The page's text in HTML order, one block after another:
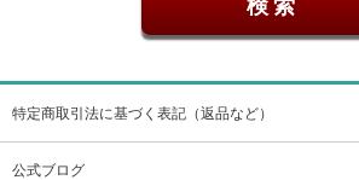
特定商取引法に基づく表記（返品など）
公式ブログ